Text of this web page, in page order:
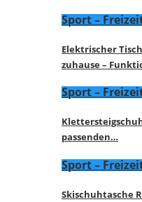
Sport –
Elektrischer
zuhause –
Sport –
passenden…
Sport –
Skischuhtasche